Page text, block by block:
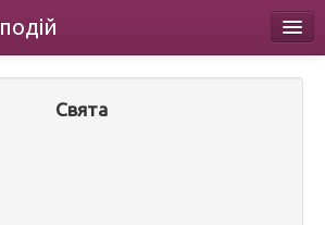
подій
Свята